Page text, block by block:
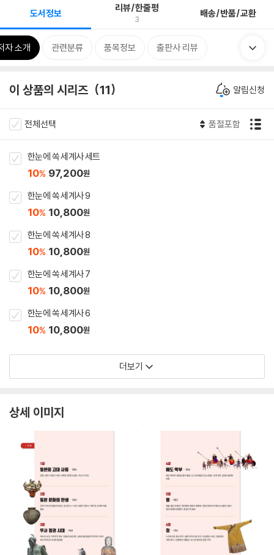
도서정보 리뷰/한줄평
3 배송/반품/교환
자 소개 관련분류 품목정보 출판사 리뷰
이 상품의 시리즈 11 알림신청
전체선택 품절포함
한눈에 쏙 세계사 세트
10% 97,200원
한눈에 쏙 세계사 9
10% 10,800원
한눈에 쏙 세계사 8
10% 10,800원
한눈에 쏙 세계사 7
10% 10,800원
한눈에 쏙 세계사 6
10% 10,800원
더보기
상세 이미지